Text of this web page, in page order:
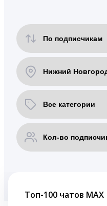
Топ-100 чатов MAX